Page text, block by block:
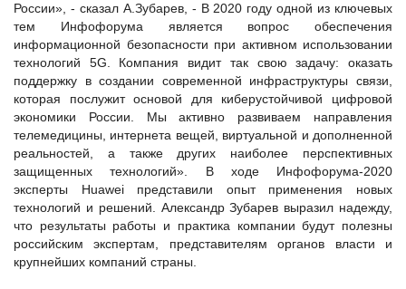
России», - сказал А.Зубарев, - В 2020 году одной из ключевых
тем Инфофорума является вопрос обеспечения
информационной безопасности при активном использовании
технологий 5G. Компания видит так свою задачу: оказать
поддержку в создании современной инфраструктуры связи,
которая послужит основой для киберустойчивой цифровой
экономики России. Мы активно развиваем направления
телемедицины, интернета вещей, виртуальной и дополненной
реальностей, а также других наиболее перспективных
защищенных технологий». В ходе Инфофорума-2020
эксперты Huawei представили опыт применения новых
технологий и решений. Александр Зубарев выразил надежду,
что результаты работы и практика компании будут полезны
российским экспертам, представителям органов власти и
крупнейших компаний страны.